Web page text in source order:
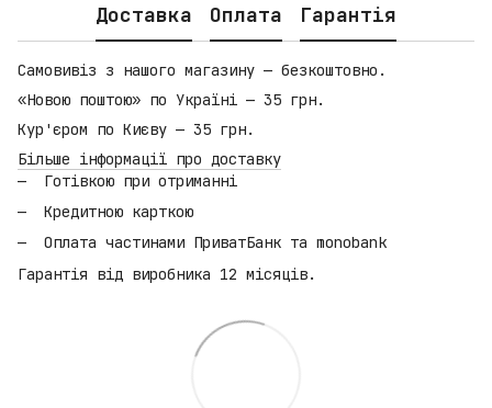
Доставка Оплата Гарантія
Самовивіз з нашого магазину — безкоштовно.
«Новою поштою» по Україні — 35 грн.
Кур'єром по Києву — 35 грн.
Більше інформації про доставку
Готівкою при отриманні
Кредитною карткою
Оплата частинами ПриватБанк та monobank
Гарантія від виробника 12 місяців.